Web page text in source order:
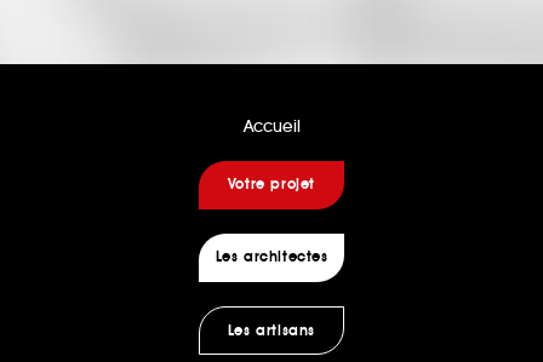
Accueil
Votre projet
Les architectes
Les artisans